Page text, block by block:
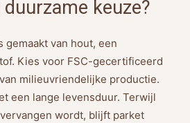
keuze?
gemaakt van hout, een
Kies voor FSC-gecertificeerd
milieuvriendelijke productie.
een lange levensduur. Terwijl
wordt, blijft parket